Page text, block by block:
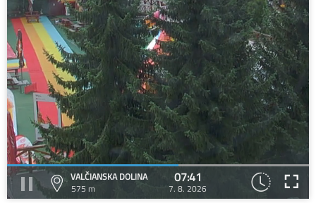
VALČIANSKA DOLINA
575 m
07:41
7. 8. 2026